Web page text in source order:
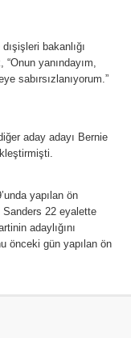
bakanlığı
yanındayım,
sabırsızlanıyorum.”
aday adayı Bernie
yapılan ön
22 eyalette
adaylığını
önceki gün yapılan ön